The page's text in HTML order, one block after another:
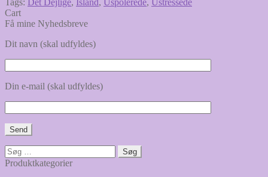
Cart
Få mine Nyhedsbreve
Dit navn (skal udfyldes)
Din e-mail (skal udfyldes)
Søg
efter:
Produktkategorier